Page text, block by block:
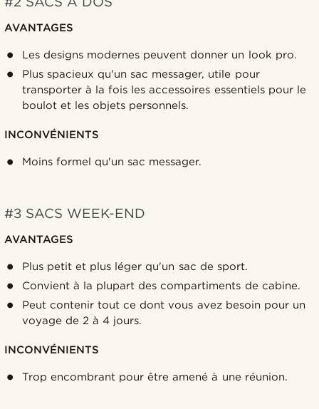
AVANTAGES
Les designs modernes peuvent donner un look pro.
Plus spacieux qu'un sac messager, utile pour
transporter à la fois les accessoires essentiels pour le
boulot et les objets personnels.
INCONVÉNIENTS
Moins formel qu'un sac messager.
#3 SACS WEEK-END
AVANTAGES
Plus petit et plus léger qu'un sac de sport.
Convient à la plupart des compartiments de cabine.
Peut contenir tout ce dont vous avez besoin pour un
voyage de 2 à 4 jours.
INCONVÉNIENTS
Trop encombrant pour être amené à une réunion.